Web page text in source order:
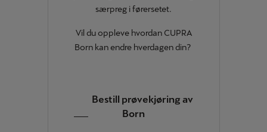
særpreg i førersetet.
Vil du oppleve hvordan CUPRA
Born kan endre hverdagen din?
Bestill prøvekjøring av
Born